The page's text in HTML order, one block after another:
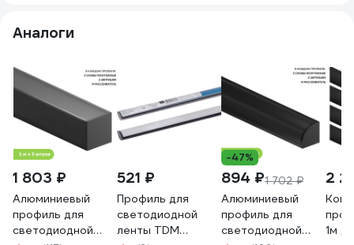
Аналоги
1 803 ₽
Алюминиевый
профиль для
светодиодной
521 ₽
Профиль для
светодиодной
ленты TDM
-47%
894 ₽1 702 ₽
Алюминиевый
профиль для
светодиодной
2
1м